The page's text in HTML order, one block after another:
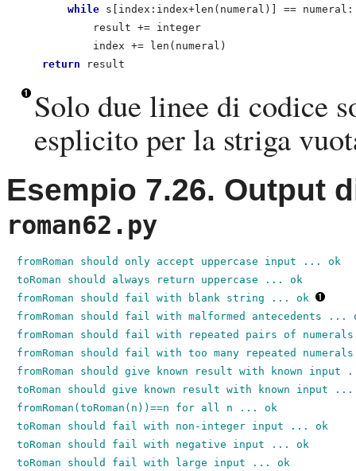
while s[index:index+len(numeral)] == numeral:
            result += integer
            index += len(numeral)
return
Solo due linee di codice
esplicito per la striga
Esempio 7.26. Output
roman62.py
fromRoman should only accept uppercase input ... ok
toRoman should always return uppercase ... ok
fromRoman should fail with blank string ... ok
fromRoman should fail with malformed antecedents ...
fromRoman should fail with repeated pairs of
fromRoman should fail with too many repeated
fromRoman should give known result with known input
toRoman should give known result with known input
fromRoman(toRoman(n))==n for all n ... ok
toRoman should fail with non-integer input ... ok
toRoman should fail with negative input ... ok
toRoman should fail with large input ... ok